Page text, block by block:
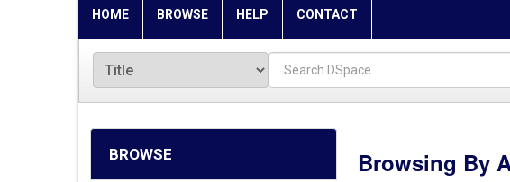
HOME BROWSE HELP CONTACT
BROWSE Browsing By